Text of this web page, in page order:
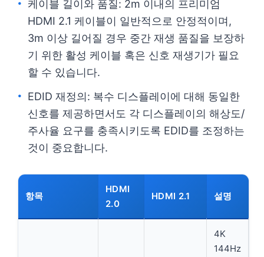
케이블 길이와 품질: 2m 이내의 프리미엄
HDMI 2.1 케이블이 일반적으로 안정적이며,
3m 이상 길어질 경우 중간 재생 품질을 보장하
기 위한 활성 케이블 혹은 신호 재생기가 필요
할 수 있습니다.
EDID 재정의: 복수 디스플레이에 대해 동일한
신호를 제공하면서도 각 디스플레이의 해상도/
주사율 요구를 충족시키도록 EDID를 조정하는
것이 중요합니다.
항목
HDMI
2.0
HDMI 2.1 설명
4K
144Hz